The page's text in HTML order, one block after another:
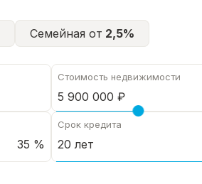
Семейная от 2,5%
Стоимость недвижимости
35 %
Срок кредита